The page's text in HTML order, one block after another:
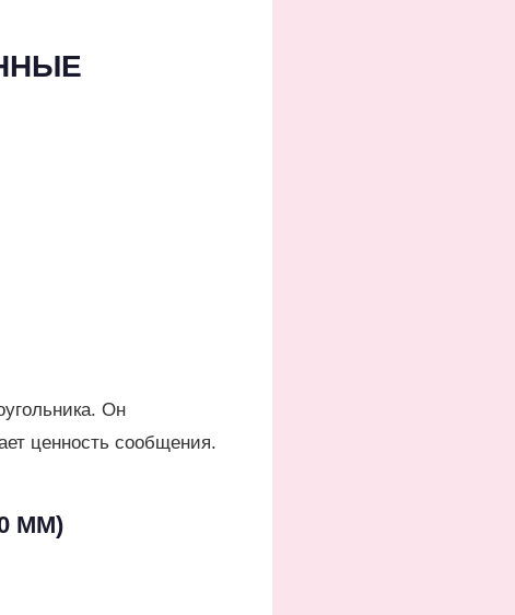
Он
ценность сообщения.
ММ)